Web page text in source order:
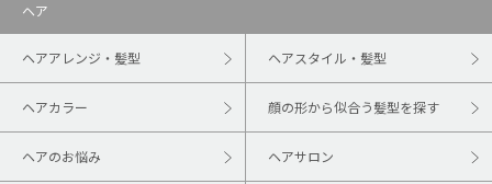
ヘア
ヘアアレンジ・髪型 ヘアスタイル・髪型
ヘアカラー 顔の形から似合う髪型を探す
ヘアのお悩み ヘアサロン